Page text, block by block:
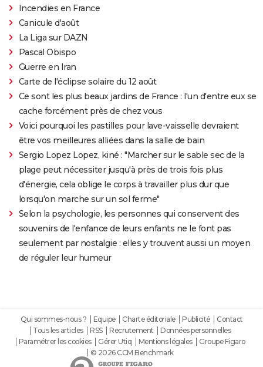
Incendies en France
Canicule d'août
La Liga sur DAZN
Pascal Obispo
Guerre en Iran
Carte de l'éclipse solaire du 12 août
Ce sont les plus beaux jardins de France : l'un d'entre eux se
cache forcément près de chez vous
Voici pourquoi les pastilles pour lave-vaisselle devraient
être vos meilleures alliées dans la salle de bain
Sergio Lopez Lopez, kiné : "Marcher sur le sable sec de la
plage peut nécessiter jusqu'à près de trois fois plus
d'énergie, cela oblige le corps à travailler plus dur que
lorsqu'on marche sur un sol ferme"
Selon la psychologie, les personnes qui conservent des
souvenirs de l'enfance de leurs enfants ne le font pas
seulement par nostalgie : elles y trouvent aussi un moyen
de réguler leur humeur
Qui sommes-nous ? Equipe Charte éditoriale Publicité
Contact
Tous les articles
RSS Recrutement
Données personnelles
Paramétrer les cookies
Gérer Utiq Mentions légales
Groupe Figaro
© 2026 CCM Benchmark